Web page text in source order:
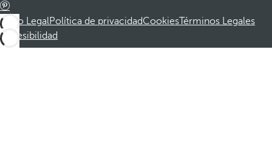
Aviso LegalPolítica de privacidadCookiesTérminos Legales
Accesibilidad